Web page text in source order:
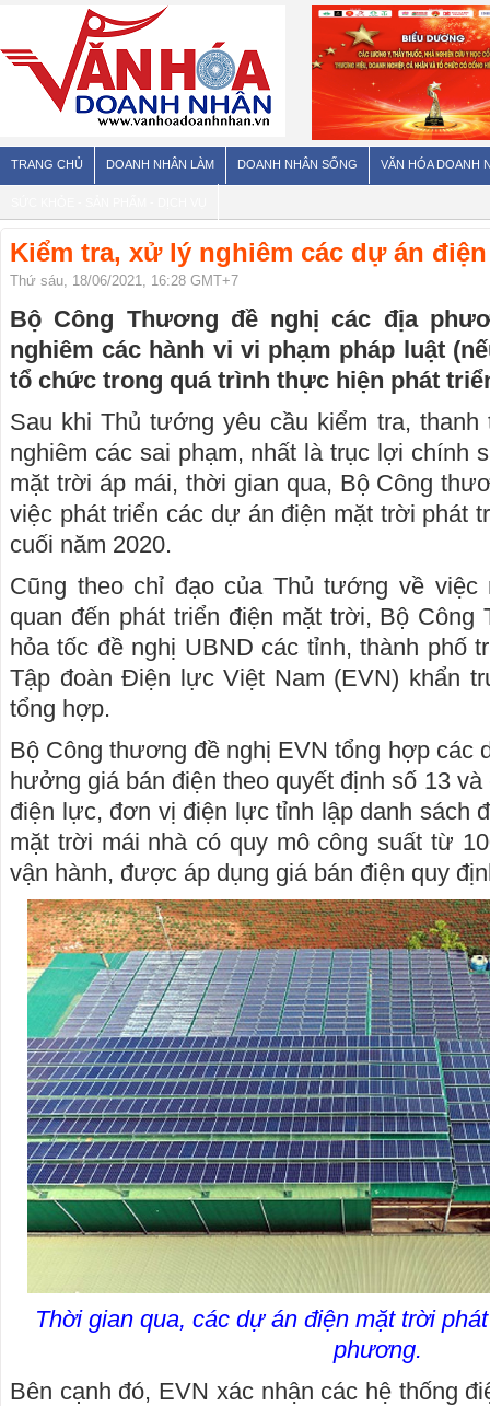
TRANG CHỦ DOANH NHÂN LÀM DOANH NHÂN SỐNG VĂN HÓA DOANH
Kiểm tra, xử lý nghiêm các dự án
Thứ sáu, 18/06/2021, 16:28 GMT+7
Bộ Công Thương đề nghị các địa
nghiêm các hành vi vi phạm pháp luật
tổ chức trong quá trình thực hiện phát
Sau khi Thủ tướng yêu cầu kiểm tra,
nghiêm các sai phạm, nhất là trục lợi chính
mặt trời áp mái, thời gian qua, Bộ Công
việc phát triển các dự án điện mặt trời phát
cuối năm 2020.
Cũng theo chỉ đạo của Thủ tướng về
quan đến phát triển điện mặt trời, Bộ Công
hỏa tốc đề nghị UBND các tỉnh, thành phố
Tập đoàn Điện lực Việt Nam (EVN) khẩn
tổng hợp.
Bộ Công thương đề nghị EVN tổng hợp các
hưởng giá bán điện theo quyết định số 13
điện lực, đơn vị điện lực tỉnh lập danh sách
mặt trời mái nhà có quy mô công suất từ
vận hành, được áp dụng giá bán điện quy
Thời gian qua, các dự án điện mặt trời
phương.
Bên cạnh đó, EVN xác nhận các hệ thống